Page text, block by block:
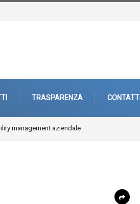
TRASPARENZA CONTATTI
management aziendale